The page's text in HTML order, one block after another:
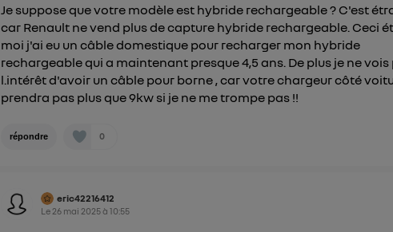
Je suppose que votre modèle est hybride rechargeable ? C'est
car Renault ne vend plus de capture hybride rechargeable. Ceci
moi j'ai eu un câble domestique pour recharger mon hybride
rechargeable qui a maintenant presque 4,5 ans. De plus je ne vois
l.intérêt d'avoir un câble pour borne , car votre chargeur côté
prendra pas plus que 9kw si je ne me trompe pas !!
répondre 0
eric42216412
Le 26 mai 2025à10:55